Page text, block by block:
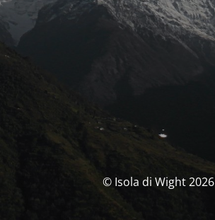
© Isola di Wight 2026